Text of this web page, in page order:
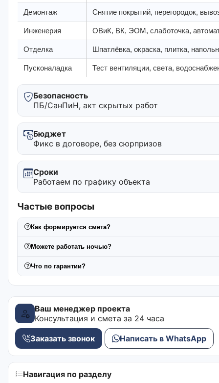
Демонтаж Снятие покрытий, перегородок,
Инженерия ОВиК, ВК, ЭОМ, слаботочка,
Отделка Шпатлёвка, окраска, плитка,
Пусконаладка Тест вентиляции, света,
Безопасность
ПБ/СанПиН, акт скрытых работ
Бюджет
Фикс в договоре, без сюрпризов
Сроки
Работаем по графику объекта
Частые вопросы
Как формируется смета?
Можете работать ночью?
Что по гарантии?
Ваш менеджер проекта
Консультация и смета за 24 часа
Заказать звонок Написать в WhatsApp
Навигация по разделу